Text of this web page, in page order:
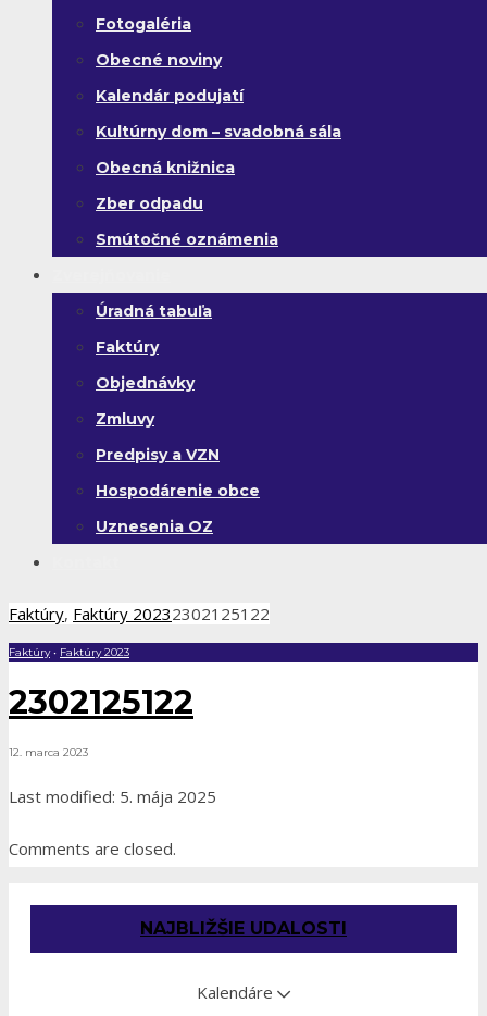
Fotogaléria
Obecné noviny
Kalendár podujatí
Kultúrny dom – svadobná sála
Obecná knižnica
Zber odpadu
Smútočné oznámenia
Úradná tabuľa
Faktúry
Objednávky
Zmluvy
Predpisy a VZN
Hospodárenie obce
Uznesenia OZ
Faktúry, Faktúry 20232302125122
Faktúry• Faktúry 2023
2302125122
12. marca 2023
Last modified: 5. mája 2025
Comments are closed.
NAJBLIŽŠIE UDALOSTI
Kalendáre